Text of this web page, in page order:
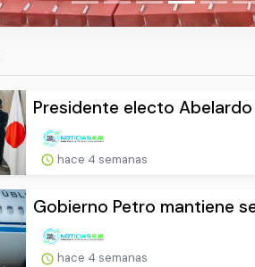
Presidente electo Abelardo
hace 4 semanas
Gobierno Petro mantiene
hace 4 semanas